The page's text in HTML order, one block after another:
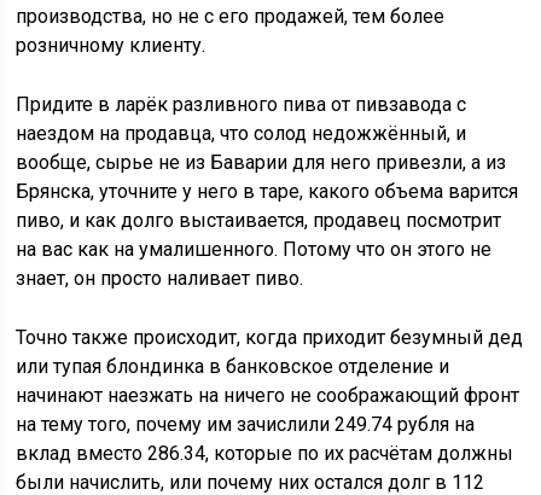
производства, но не с его продажей, тем более
розничному клиенту.
Придите в ларёк разливного пива от пивзавода с
наездом на продавца, что солод недожжённый, и
вообще, сырье не из Баварии для него привезли, а из
Брянска, уточните у него в таре, какого объема варится
пиво, и как долго выстаивается, продавец посмотрит
на вас как на умалишенного. Потому что он этого не
знает, он просто наливает пиво.
Точно также происходит, когда приходит безумный дед
или тупая блондинка в банковское отделение и
начинают наезжать на ничего не соображающий фронт
на тему того, почему им зачислили 249.74 рубля на
вклад вместо 286.34, которые по их расчётам должны
были начислить, или почему них остался долг в 112